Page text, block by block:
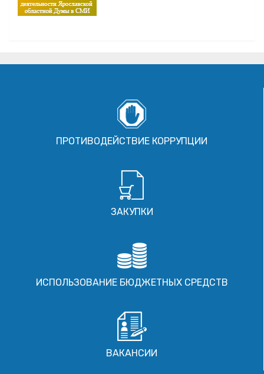
ПРОТИВОДЕЙСТВИЕ КОРРУПЦИИ
ЗАКУПКИ
ИСПОЛЬЗОВАНИЕ БЮДЖЕТНЫХ СРЕДСТВ
ВАКАНСИИ